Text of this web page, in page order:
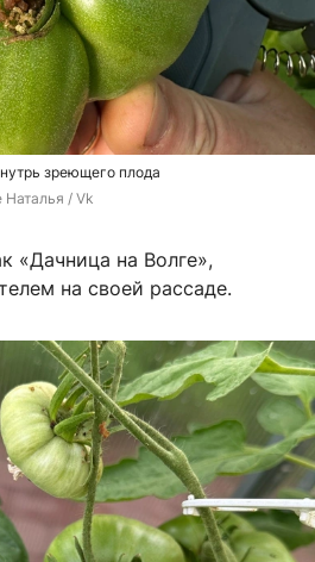
зреющего плода
/ Vk
«Дачница на Волге»,
на своей рассаде.